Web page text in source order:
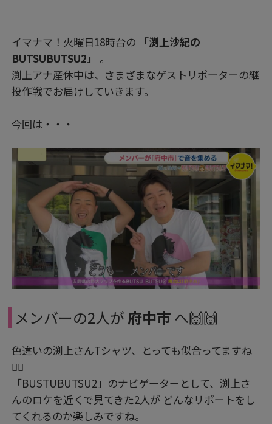
イマナマ！火曜日18時台の
「渕上沙紀の
BUTSUBUTSU2」
。
渕上アナ産休中は、さまざまなゲストリポーターの継
投作戦でお届けしていきます。
今回は・・・
メンバーの2人が 府中市 へ🙌🙌
色違いの渕上さんTシャツ、とっても似合ってますね
👍🏻
「BUSTUBUTSU2」のナビゲーターとして、渕上さ
んのロケを近くで見てきた2人が どんなリポートをし
てくれるのか楽しみですね。